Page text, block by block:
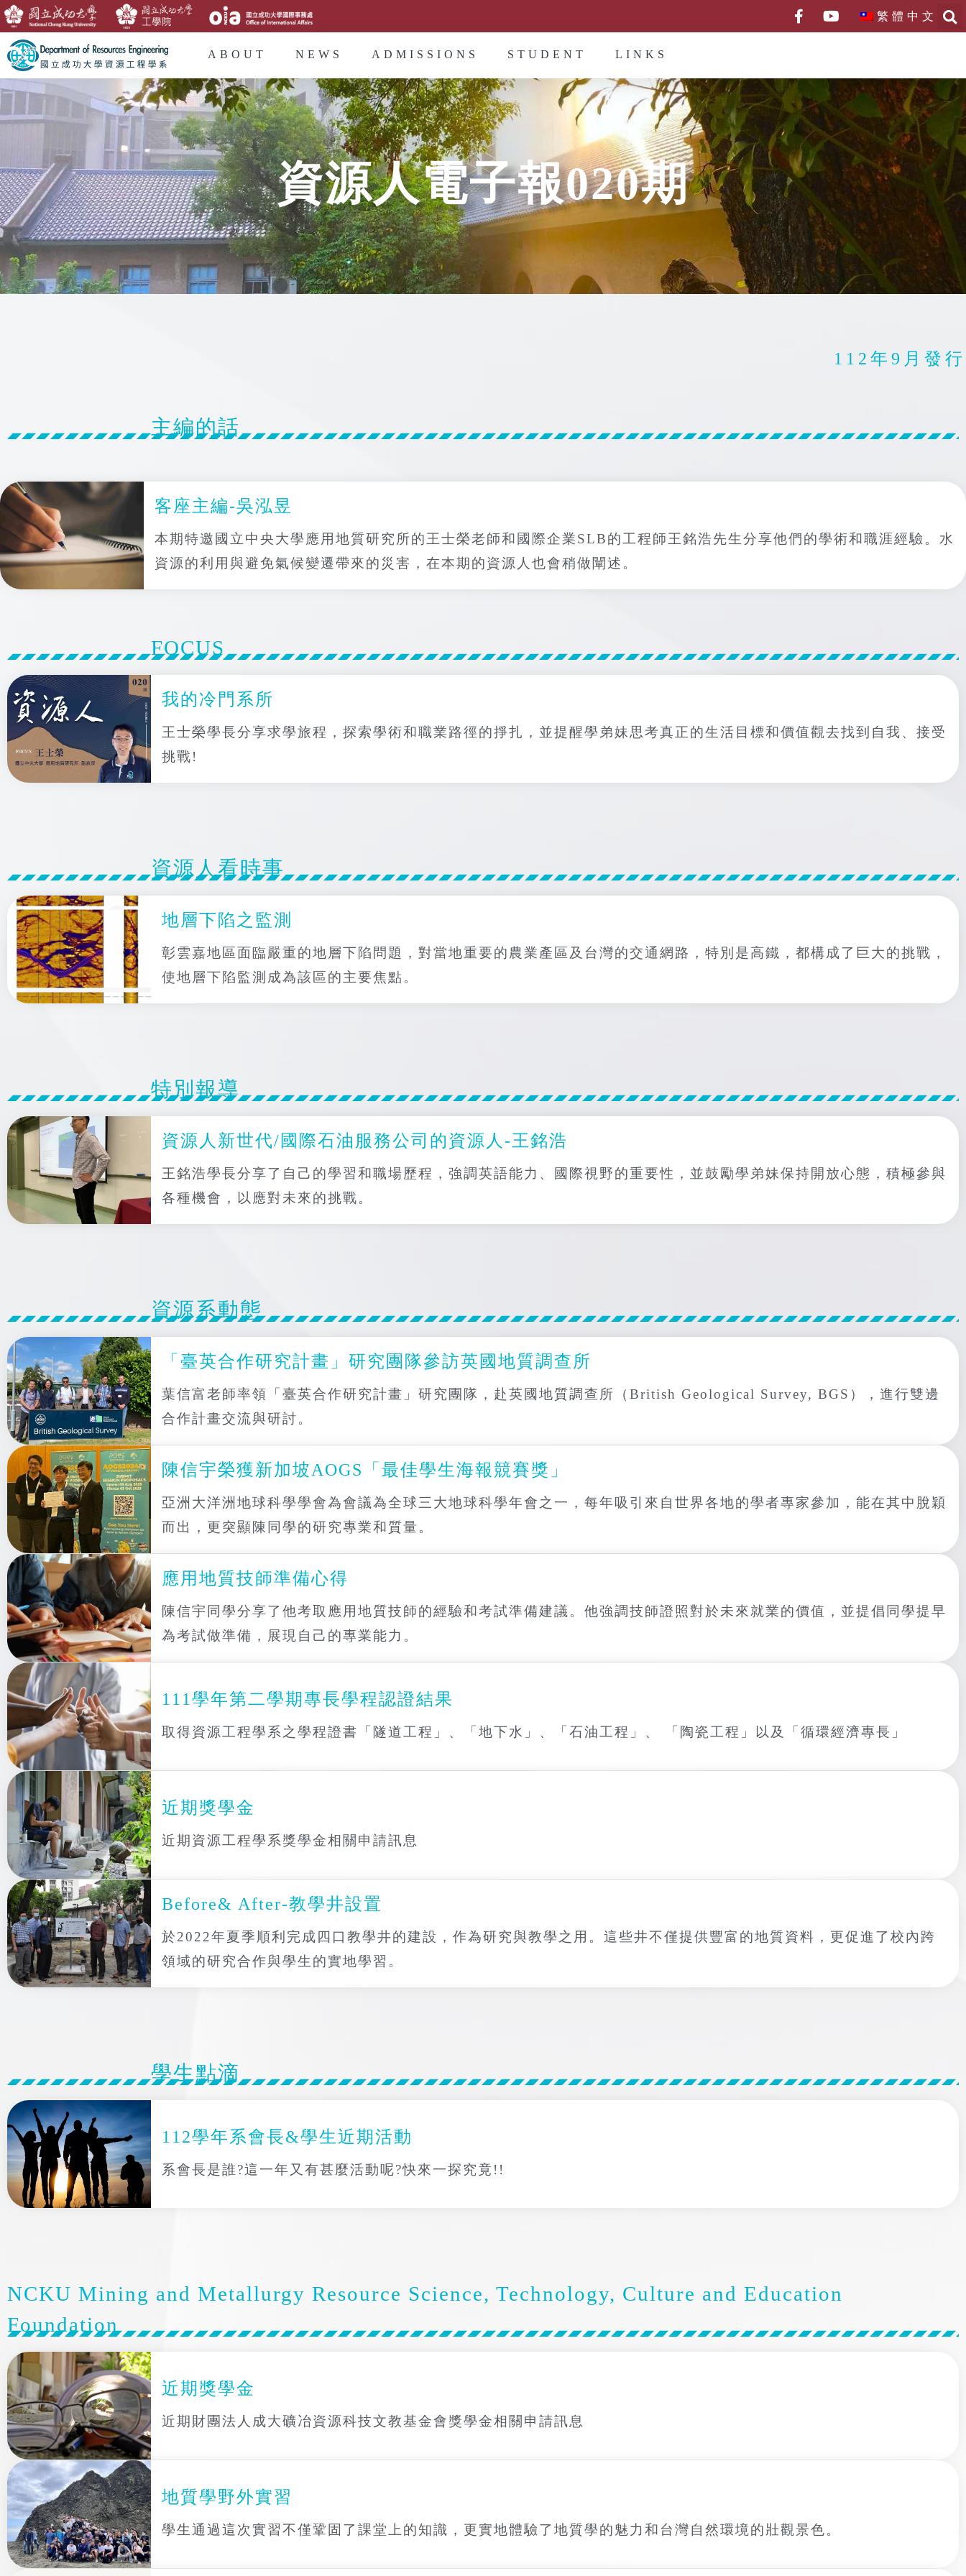
繁體中文
ABOUT NEWS ADMISSIONS STUDENT LINKS
資源人電子報020期
112年9月發行
主編的話
客座主編-吳泓昱
本期特邀國立中央大學應用地質研究所的王士榮老師和國際企業SLB的工程師王銘浩先生分享他們的學術和職涯經驗。水
資源的利用與避免氣候變遷帶來的災害，在本期的資源人也會稍做闡述。
FOCUS
我的冷門系所
王士榮學長分享求學旅程，探索學術和職業路徑的掙扎，並提醒學弟妹思考真正的生活目標和價值觀去找到自我、接受
挑戰!
資源人看時事
地層下陷之監測
彰雲嘉地區面臨嚴重的地層下陷問題，對當地重要的農業產區及台灣的交通網路，特別是高鐵，都構成了巨大的挑戰，
使地層下陷監測成為該區的主要焦點。
特別報導
資源人新世代/國際石油服務公司的資源人-王銘浩
王銘浩學長分享了自己的學習和職場歷程，強調英語能力、國際視野的重要性，並鼓勵學弟妹保持開放心態，積極參與
各種機會，以應對未來的挑戰。
資源系動態
「臺英合作研究計畫」研究團隊參訪英國地質調查所
葉信富老師率領「臺英合作研究計畫」研究團隊，赴英國地質調查所（British Geological Survey, BGS），進行雙邊
合作計畫交流與研討。
陳信宇榮獲新加坡AOGS「最佳學生海報競賽獎」
亞洲大洋洲地球科學學會為會議為全球三大地球科學年會之一，每年吸引來自世界各地的學者專家參加，能在其中脫穎
而出，更突顯陳同學的研究專業和質量。
應用地質技師準備心得
陳信宇同學分享了他考取應用地質技師的經驗和考試準備建議。他強調技師證照對於未來就業的價值，並提倡同學提早
為考試做準備，展現自己的專業能力。
111學年第二學期專長學程認證結果
取得資源工程學系之學程證書「隧道工程」、「地下水」、「石油工程」、 「陶瓷工程」以及「循環經濟專長」
近期獎學金
近期資源工程學系獎學金相關申請訊息
Before& After-教學井設置
於2022年夏季順利完成四口教學井的建設，作為研究與教學之用。這些井不僅提供豐富的地質資料，更促進了校內跨
領域的研究合作與學生的實地學習。
學生點滴
112學年系會長&學生近期活動
系會長是誰?這一年又有甚麼活動呢?快來一探究竟!!
NCKU Mining and Metallurgy Resource Science, Technology, Culture and Education
Foundation
近期獎學金
近期財團法人成大礦冶資源科技文教基金會獎學金相關申請訊息
地質學野外實習
學生通過這次實習不僅鞏固了課堂上的知識，更實地體驗了地質學的魅力和台灣自然環境的壯觀景色。